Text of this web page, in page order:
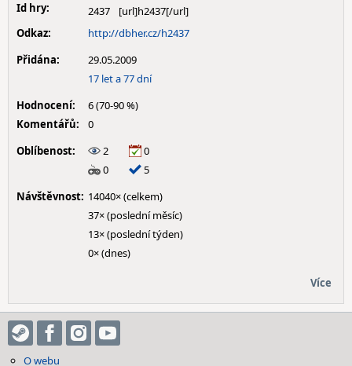
Id hry:
2437
Odkaz:
http://dbher.cz/h2437
Přidána:
29.05.2009
17 let a 77 dní
Hodnocení:
6 (70-90 %)
Komentářů:
0
Oblíbenost:
2
0
0
5
Návštěvnost: 14040× (celkem)
37× (poslední měsíc)
13× (poslední týden)
0× (dnes)
Více
O webu